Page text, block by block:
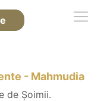
- Mahmudia
de Șoimii.